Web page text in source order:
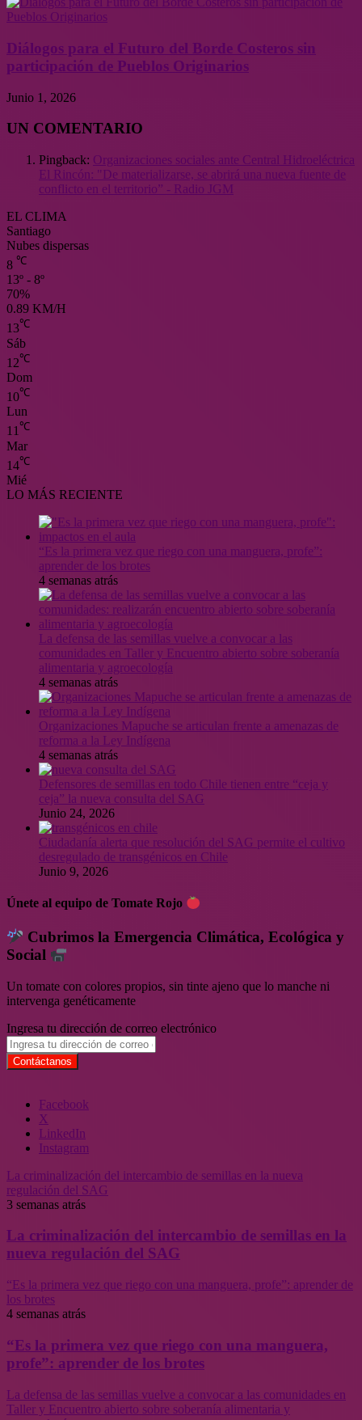
Diálogos para el Futuro del Borde Costeros sin
participación de Pueblos Originarios
Junio 1, 2026
UN COMENTARIO
Pingback: Organizaciones sociales ante Central Hidroeléctrica
El Rincón: "De materializarse, se abrirá una nueva fuente de
conflicto en el territorio” - Radio JGM
EL CLIMA
Santiago
Nubes dispersas
8 ℃
13º - 8º
70%
0.89 KM/H
13℃
Sáb
12℃
Dom
10℃
Lun
11℃
Mar
14℃
Mié
LO MÁS RECIENTE
“Es la primera vez que riego con una manguera, profe”:
aprender de los brotes
4 semanas atrás
La defensa de las semillas vuelve a convocar a las
comunidades en Taller y Encuentro abierto sobre soberanía
alimentaria y agroecología
4 semanas atrás
Organizaciones Mapuche se articulan frente a amenazas de
reforma a la Ley Indígena
4 semanas atrás
Defensores de semillas en todo Chile tienen entre “ceja y
ceja” la nueva consulta del SAG
Junio 24, 2026
Ciudadanía alerta que resolución del SAG permite el cultivo
desregulado de transgénicos en Chile
Junio 9, 2026
Únete al equipo de Tomate Rojo
Cubrimos la Emergencia Climática, Ecológica y
Social
Un tomate con colores propios, sin tinte ajeno que lo manche ni
intervenga genéticamente
Ingresa tu dirección de correo electrónico
Facebook
X
LinkedIn
Instagram
La criminalización del intercambio de semillas en la nueva
regulación del SAG
3 semanas atrás
La criminalización del intercambio de semillas en la
nueva regulación del SAG
“Es la primera vez que riego con una manguera, profe”: aprender de
los brotes
4 semanas atrás
“Es la primera vez que riego con una manguera,
profe”: aprender de los brotes
La defensa de las semillas vuelve a convocar a las comunidades en
Taller y Encuentro abierto sobre soberanía alimentaria y